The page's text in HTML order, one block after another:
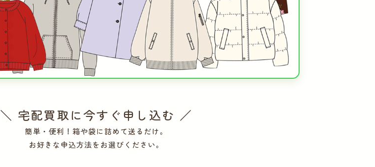
＼ 宅配買取に今すぐ申し込む ／
簡単・便利！箱や袋に詰めて送るだけ。
お好きな申込方法をお選びください。